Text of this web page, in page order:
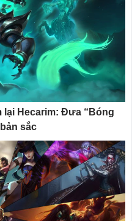
lại Hecarim: Đưa “Bóng
sắc